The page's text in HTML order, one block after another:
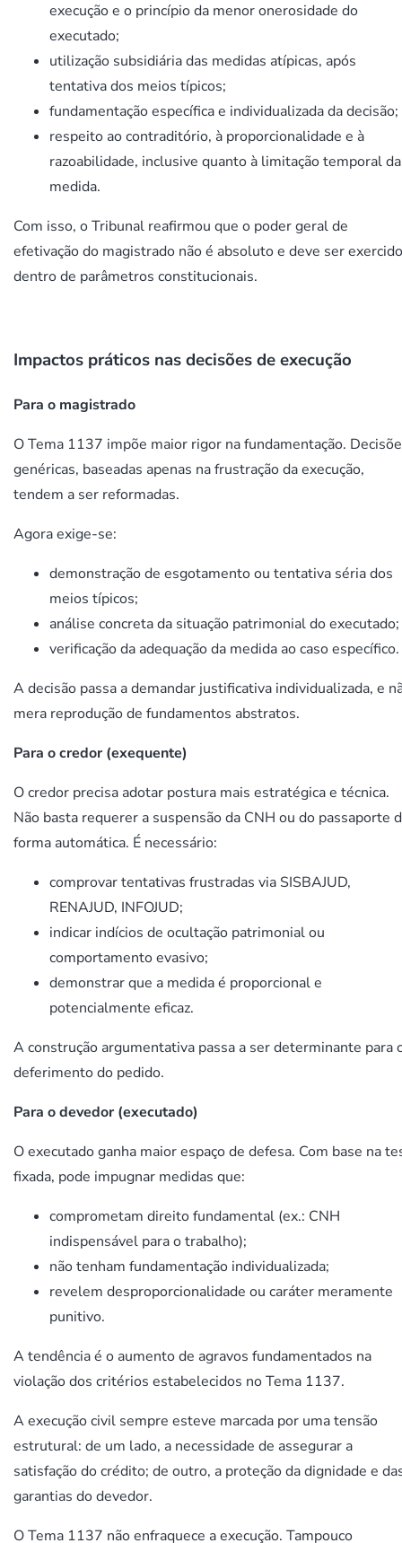
execução e o princípio da menor onerosidade do
executado;
utilização subsidiária das medidas atípicas, após
tentativa dos meios típicos;
fundamentação específica e individualizada da decisão;
respeito ao contraditório, à proporcionalidade e à
razoabilidade, inclusive quanto à limitação temporal da
medida.
Com isso, o Tribunal reafirmou que o poder geral de
efetivação do magistrado não é absoluto e deve ser exercido
dentro de parâmetros constitucionais.
Impactos práticos nas decisões de execução
Para o magistrado
O Tema 1137 impõe maior rigor na fundamentação.
genéricas, baseadas apenas na frustração da execução,
tendem a ser reformadas.
Agora exige-se:
demonstração de esgotamento ou tentativa séria dos
meios típicos;
análise concreta da situação patrimonial do executado;
verificação da adequação da medida ao caso específico.
A decisão passa a demandar justificativa individualizada, e
mera reprodução de fundamentos abstratos.
Para o credor (exequente)
O credor precisa adotar postura mais estratégica e técnica.
Não basta requerer a suspensão da CNH ou do passaporte
forma automática. É necessário:
comprovar tentativas frustradas via SISBAJUD,
RENAJUD, INFOJUD;
indicar indícios de ocultação patrimonial ou
comportamento evasivo;
demonstrar que a medida é proporcional e
potencialmente eficaz.
A construção argumentativa passa a ser determinante para
deferimento do pedido.
Para o devedor (executado)
O executado ganha maior espaço de defesa. Com base na
fixada, pode impugnar medidas que:
comprometam direito fundamental (ex.: CNH
indispensável para o trabalho);
não tenham fundamentação individualizada;
revelem desproporcionalidade ou caráter meramente
punitivo.
A tendência é o aumento de agravos fundamentados na
violação dos critérios estabelecidos no Tema 1137.
A execução civil sempre esteve marcada por uma tensão
estrutural: de um lado, a necessidade de assegurar a
satisfação do crédito; de outro, a proteção da dignidade e
garantias do devedor.
O Tema 1137 não enfraquece a execução. Tampouco